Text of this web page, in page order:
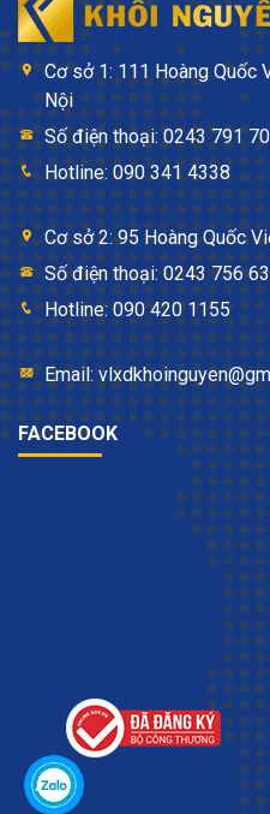
Cơ sở 1: 111 Hoàng Quốc
Nội
Số điện thoại: 0243 791
Hotline: 090 341 4338
Cơ sở 2: 95 Hoàng Quốc
Số điện thoại: 0243 756
Hotline: 090 420 1155
Email:
FACEBOOK